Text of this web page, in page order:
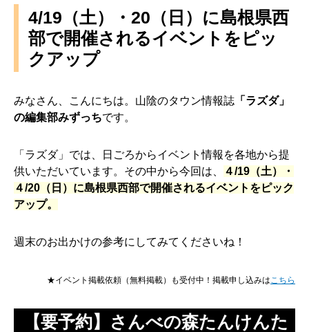
4/19（土）・20（日）に島根県西
部で開催されるイベントをピッ
クアップ
みなさん、こんにちは。山陰のタウン情報誌 「ラズダ」
の編集部みずっちです。
「ラズダ」では、日ごろからイベント情報を各地から提
供いただいています。その中から今回は、
４/19（土）・
４/20（日）に島根県西部で開催されるイベントをピック
アップ。
週末のお出かけの参考にしてみてくださいね！
★イベント掲載依頼（無料掲載）も受付中！掲載申し込みはこちら
【要予約】さんべの森たんけんた